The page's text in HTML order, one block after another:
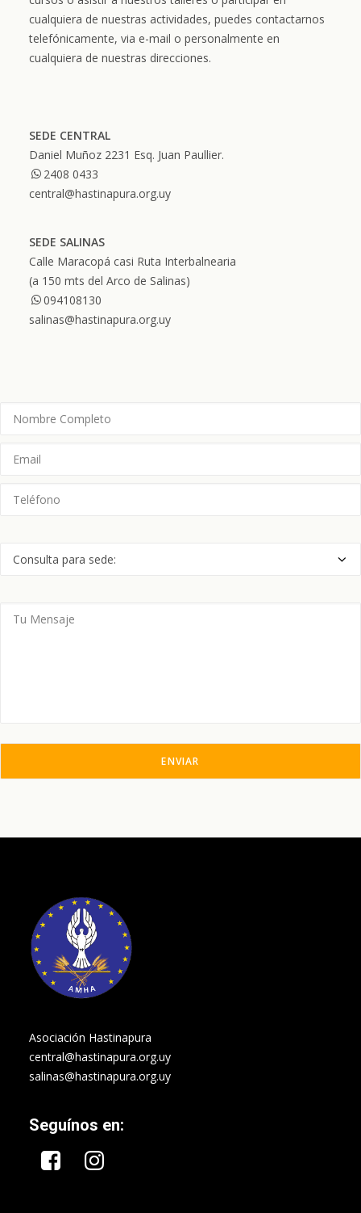
cualquiera de nuestras actividades, puedes contactarnos
telefónicamente, via e-mail o personalmente en
cualquiera de nuestras direcciones.
SEDE CENTRAL
Daniel Muñoz 2231 Esq. Juan Paullier.
2408 0433
central@hastinapura.org.uy
SEDE SALINAS
Calle Maracopá casi Ruta Interbalnearia
(a 150 mts del Arco de Salinas)
094108130
salinas@hastinapura.org.uy
Asociación Hastinapura
central@hastinapura.org.uy
salinas@hastinapura.org.uy
Seguínos en: